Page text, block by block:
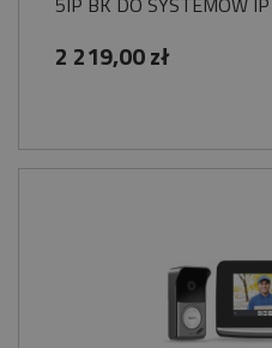
2 219,00 zł